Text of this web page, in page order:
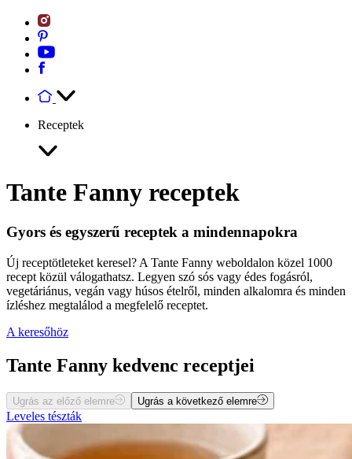
Receptek
Tante Fanny receptek
Gyors és egyszerű receptek a mindennapokra
Új receptötleteket keresel? A Tante Fanny weboldalon közel 1000
recept közül válogathatsz. Legyen szó sós vagy édes fogásról,
vegetáriánus, vegán vagy húsos ételről, minden alkalomra és minden
ízléshez megtalálod a megfelelő receptet.
A keresőhöz
Tante Fanny kedvenc receptjei
Ugrás az előző elemre Ugrás a következő elemre
Leveles tészták